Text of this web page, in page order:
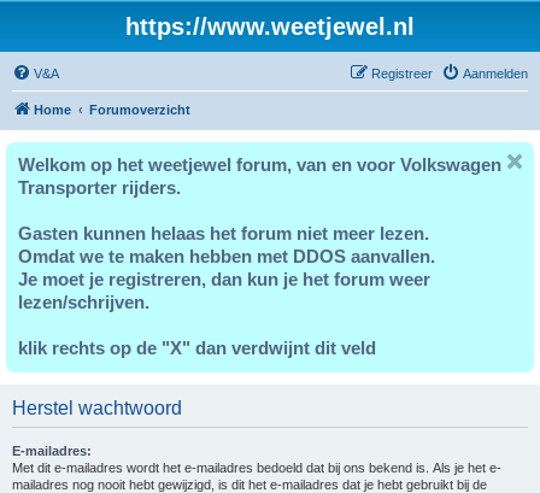
https://www.weetjewel.nl
V&A Aanmelden
Registreer
Home Forumoverzicht
Welkom op het weetjewel forum, van en voor Volkswagen
Transporter rijders.
Gasten kunnen helaas het forum niet meer lezen.
Omdat we te maken hebben met DDOS aanvallen.
Je moet je registreren, dan kun je het forum weer
lezen/schrijven.
klik rechts op de "X" dan verdwijnt dit veld
Herstel wachtwoord
E-mailadres:
Met dit e-mailadres wordt het e-mailadres bedoeld dat bij ons bekend is. Als je het e-
mailadres nog nooit hebt gewijzigd, is dit het e-mailadres dat je hebt gebruikt bij de